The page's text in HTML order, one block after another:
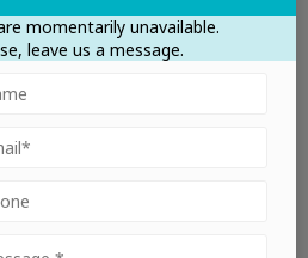
momentarily unavailable.
leave us a message.